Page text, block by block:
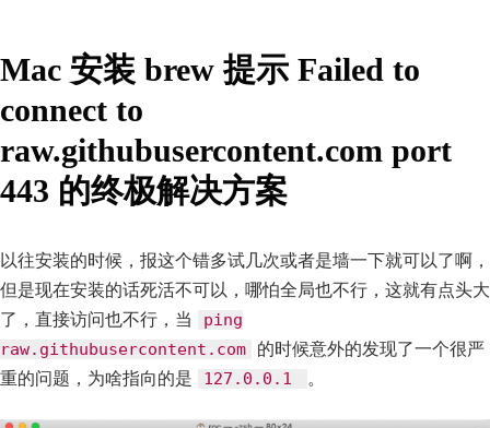
Mac 安装 brew 提示 Failed to
connect to
raw.githubusercontent.com port
443 的终极解决方案
以往安装的时候，报这个错多试几次或者是墙一下就可以了啊，
但是现在安装的话死活不可以，哪怕全局也不行，这就有点头大
了，直接访问也不行，当
ping
raw.githubusercontent.com
的时候意外的发现了一个很严
重的问题，为啥指向的是
127.0.0.1 。